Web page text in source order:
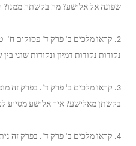
שפונה אל אלישע? מה בקשתה ממנו?
2. קראו מלכים ב’ פרק ד’ פסוקים
נקודות נקודות דמיון ונקודות שוני
3. קראו מלכים ב’ פרק ד’. בפרק זה
בקשתן מאלישע? איך אלישע מסייע
4. קראו מלכים ב’ פרק ד’. בפרק זה